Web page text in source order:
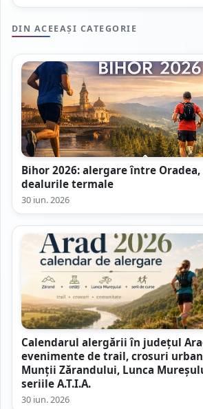
DIN ACEEAȘI CATEGORIE
Bihor 2026: alergare între Oradea,
dealurile termale
30 iun. 2026
Calendarul alergării în județul
evenimente de trail, crosuri
Munții Zărandului, Lunca
seriile A.T.I.A.
30 iun. 2026